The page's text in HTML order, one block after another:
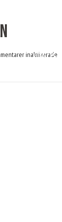
OM OSS
inaktiverade